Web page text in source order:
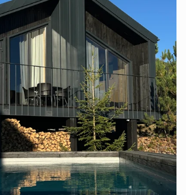
є весь необхідний посуд для
вживання їжі,
— мангал, сітка та
ваших улюблених страв.